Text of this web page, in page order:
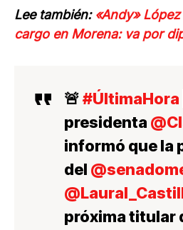
Lee también: «Andy»
cargo en Morena: va por
🚨#ÚltimaHora
presidenta
informó que la
del
próxima titular